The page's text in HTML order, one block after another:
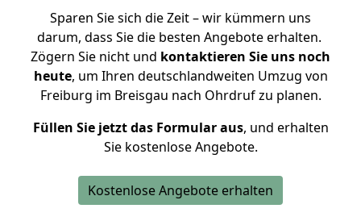
Sparen Sie sich die Zeit – wir kümmern uns
darum, dass Sie die besten Angebote erhalten.
Zögern Sie nicht und kontaktieren Sie uns noch
heute, um Ihren deutschlandweiten Umzug von
Freiburg im Breisgau nach Ohrdruf zu planen.
Füllen Sie jetzt das Formular aus, und erhalten
Sie kostenlose Angebote.
Kostenlose Angebote erhalten